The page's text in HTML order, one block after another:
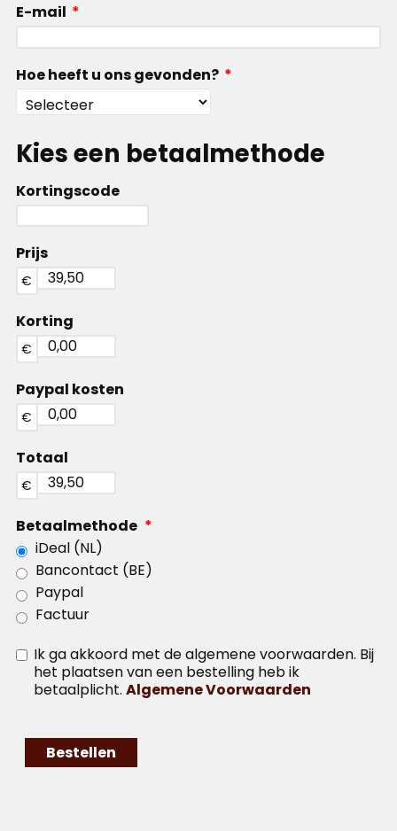
E-mail *
Hoe heeft u ons gevonden? *
Kies een betaalmethode
Kortingscode
Prijs
€
Korting
€
Paypal kosten
€
Totaal
€
Betaalmethode *
iDeal (NL)
Bancontact (BE)
Paypal
Factuur
Ik ga akkoord met de algemene voorwaarden. Bij
het plaatsen van een bestelling heb ik
betaalplicht. Algemene Voorwaarden